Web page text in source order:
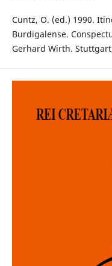
Cuntz, O. (ed.) 1990.
Burdigalense.
Gerhard Wirth.